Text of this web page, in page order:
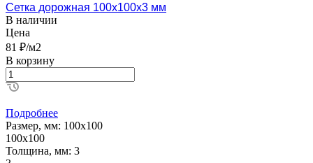
Сетка дорожная 100х100х3 мм
В наличии
Цена
81 ₽/м2
В корзину
Подробнее
Размер, мм: 100х100
100х100
Толщина, мм: 3